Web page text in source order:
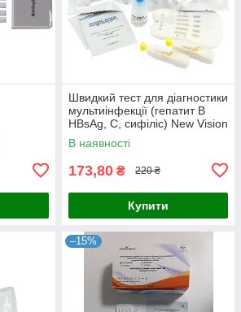
Швидкий тест для діагностики
мультиінфекції (гепатит В
HBsAg, С, сифіліс) New Vision
Diagnostics Профітест
В наявності
173,80 ₴ 220 ₴
Купити
–15%